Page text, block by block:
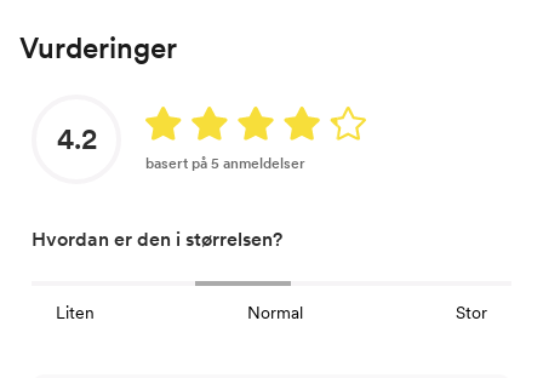
Vurderinger
4.2
basert på 5 anmeldelser
Hvordan er den i størrelsen?
Liten Normal Stor